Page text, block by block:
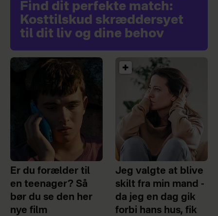
Find dit perfekte match:
Kosttilskud skræddersyet
til dit liv og dine behov
Er du forælder til
en teenager? Så
bør du se den her
nye film
Jeg valgte at blive
skilt fra min mand -
da jeg en dag gik
forbi hans hus, fik